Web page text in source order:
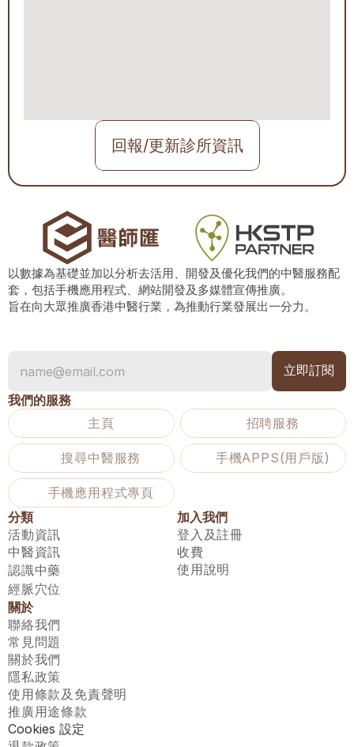
回報/更新診所資訊
以數據為基礎並加以分析去活用、開發及優化我們的中醫服務配
套，包括手機應用程式、網站開發及多媒體宣傳推廣。
旨在向大眾推廣香港中醫行業，為推動行業發展出一分力。
我們的服務
主頁
招聘服務
搜尋中醫服務 手機APPS(用戶版)
手機應用程式專頁
分類
活動資訊
中醫資訊
認識中藥
經脈穴位
加入我們
登入及註冊
收費
使用說明
關於
聯絡我們
常見問題
關於我們
隱私政策
使用條款及免責聲明
推廣用途條款
Cookies 設定